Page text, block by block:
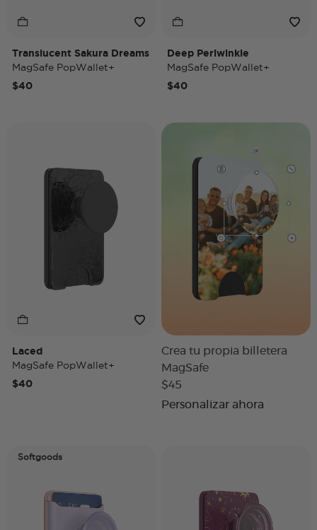
Translucent Sakura Dreams
MagSafe PopWallet+
$40
Deep Periwinkle
MagSafe PopWallet+
$40
Laced
MagSafe PopWallet+
$40
Crea tu propia billetera
MagSafe
$45
Personalizar ahora
Softgoods